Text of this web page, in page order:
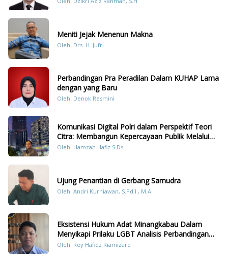
Meniti Jejak Menenun Makna
Oleh: Drs. H. Jufri
Perbandingan Pra Peradilan Dalam KUHAP Lama
dengan yang Baru
Oleh: Denok Resmini
Komunikasi Digital Polri dalam Perspektif Teori
Citra: Membangun Kepercayaan Publik Melalui
Konten Humanis Kesiapsiagaan Bencana di
Oleh: Hamzah Hafiz S.Ds.
Ujung Penantian di Gerbang Samudra
Oleh: Andri Kurniawan, S.Pd.I., M.A.
Eksistensi Hukum Adat Minangkabau Dalam
Menyikapi Prilaku LGBT Analisis Perbandingan
Dengan Hukum Pidana
Oleh: Rey Hafidz Riamizard